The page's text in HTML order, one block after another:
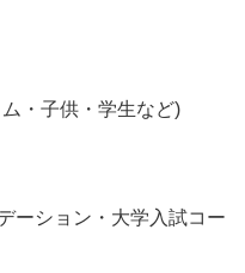
・子供・学生など)
ーション・大学入試コー